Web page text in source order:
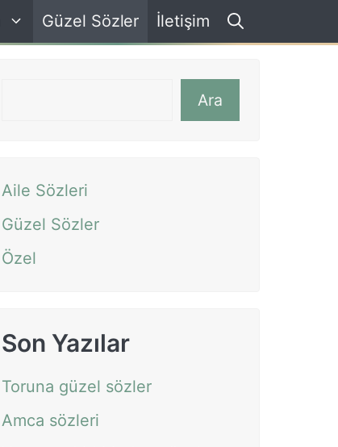
Güzel Sözler İletişim
Ara
Aile Sözleri
Güzel Sözler
Özel
Son Yazılar
Toruna güzel sözler
Amca sözleri